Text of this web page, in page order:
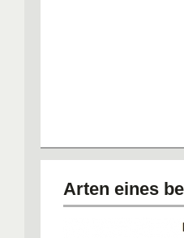
Arten eines